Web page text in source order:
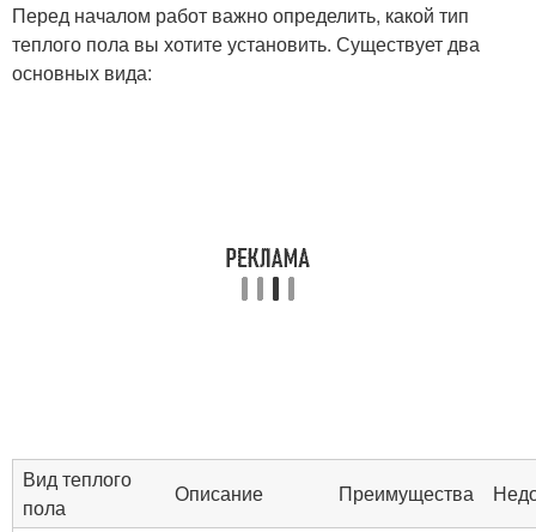
Перед началом работ важно определить, какой тип
теплого пола вы хотите установить. Существует два
основных вида:
Вид теплого
пола
Описание Преимущества